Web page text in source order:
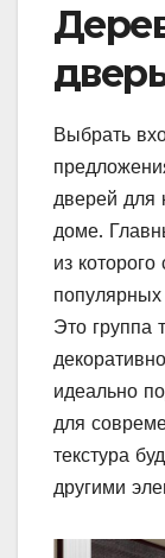
Выбрать
дверей для
доме.
из
Это группа
идеально
для
текстура
другими